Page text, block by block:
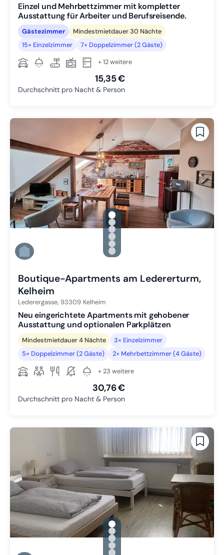
Einzel und Mehrbettzimmer mit kompletter
Ausstattung für Arbeiter und Berufsreisende.
Gästezimmer
Mindestmietdauer 30 Nächte
15× Einzelzimmer
7× Doppelzimmer (2 Gäste)
+ 12 weitere
15,35 €
Durchschnitt pro Nacht & Person
gallery.slide_selector
Zu Slide 1 wechseln
Zu Slide 2 wechseln
Zu Slide 3 wechseln
Zu Slide 4 wechseln
Zu Slide 5 wechseln
Zu Slide 6 wechseln
Boutique-Apartments am Ledererturm,
Kelheim
Lederergasse, 93309 Kelheim
Neu eingerichtete Apartments mit gehobener
Ausstattung und optionalen Parkplätzen
Mindestmietdauer 4 Nächte
3× Einzelzimmer
5× Doppelzimmer (2 Gäste)
2× Mehrbettzimmer (4 Gäste)
+ 23 weitere
30,76 €
Durchschnitt pro Nacht & Person
gallery.slide_selector
Zu Slide 1 wechseln
Zu Slide 2 wechseln
Zu Slide 3 wechseln